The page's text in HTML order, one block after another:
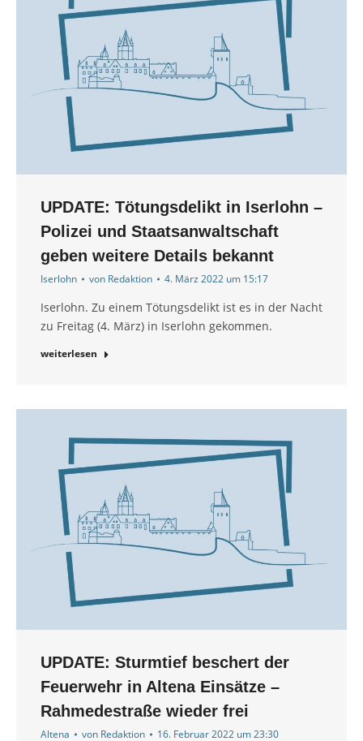
UPDATE: Tötungsdelikt in Iserlohn –
Polizei und Staatsanwaltschaft
geben weitere Details bekannt
Iserlohn von Redaktion 4. März 2022 um 15:17
Iserlohn. Zu einem Tötungsdelikt ist es in der Nacht
zu Freitag (4. März) in Iserlohn gekommen.
weiterlesen
UPDATE: Sturmtief beschert der
Feuerwehr in Altena Einsätze –
Rahmedestraße wieder frei
Altena von Redaktion 16. Februar 2022 um 23:30